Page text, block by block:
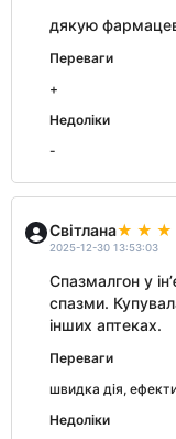
дякую
Переваги
+
Недоліки
-
Світлана
2025-12-30 13:53:03
Спазмалгон у
спазми.
інших аптеках.
Переваги
швидка дія,
Недоліки